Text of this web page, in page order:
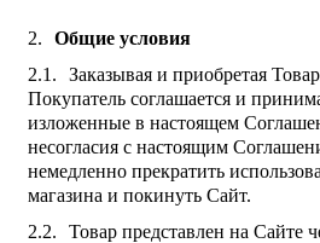
Общие условия
Заказывая и приобретая
Покупатель соглашается и
изложенные в настоящем
несогласия с настоящим
немедленно прекратить
магазина и покинуть Сайт.
Товар представлен на Сайте